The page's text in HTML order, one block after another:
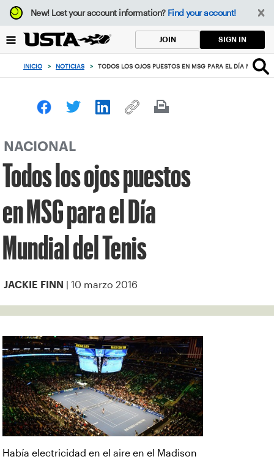
Enfoque
desde
botón
volver
principio
New!Lost your account information? Find your account!
JOIN SIGN IN
INICIO > NOTICIAS > TODOS LOS OJOS PUESTOS EN MSG PARA EL DÍA
NACIONAL
Todos los ojos puestos
en MSG para el Día
Mundial del Tenis
JACKIE FINN | 10 marzo 2016
Había electricidad en el aire en el Madison